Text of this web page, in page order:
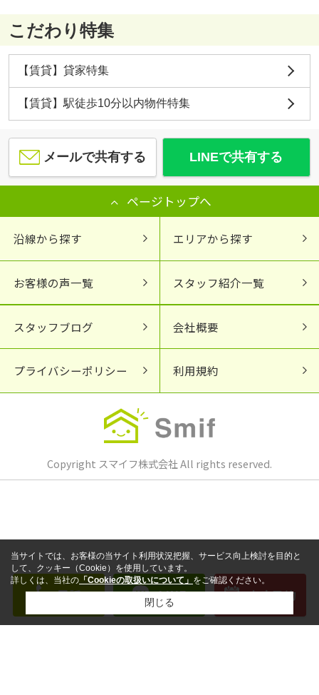
こだわり特集
【賃貸】貸家特集
【賃貸】駅徒歩10分以内物件特集
メールで共有する LINEで共有する
ページトップへ
沿線から探す エリアから探す
お客様の声一覧 スタッフ紹介一覧
スタッフブログ 会社概要
プライバシーポリシー 利用規約
Copyright スマイフ株式会社 All rights reserved.
電話 LINE 来店予約
当サイトでは、お客様の当サイト利用状況把握、サービス向上検討を目的と
して、クッキー（Cookie）を使用しています。
詳しくは、当社の 「Cookieの取扱いについて」 をご確認ください。
閉じる